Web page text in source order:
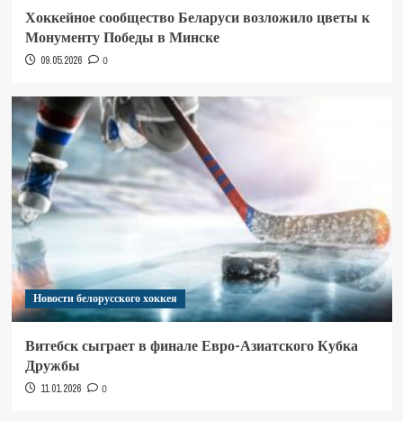
Хоккейное сообщество Беларуси возложило цветы к
Монументу Победы в Минске
09.05.2026 0
Новости белорусского хоккея
Витебск сыграет в финале Евро-Азиатского Кубка
Дружбы
11.01.2026 0